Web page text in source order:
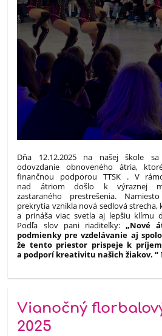
Dňa 12.12.2025 na našej škole
odovzdanie obnoveného átria,
finančnou podporou TTSK . V
nad átriom došlo k výraznej
zastaraného prestrešenia.
prekrytia vznikla nová sedlová strecha,
a prináša viac svetla aj lepšiu klímu
Podľa slov pani riaditeľky:„Nové
podmienky pre vzdelávanie aj
že tento priestor prispeje k
a podporí kreativitu našich žiakov. “
Vianočný
2025